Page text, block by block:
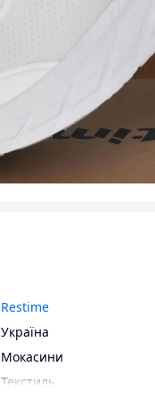
Restime
Україна
Мокасини
Текстиль